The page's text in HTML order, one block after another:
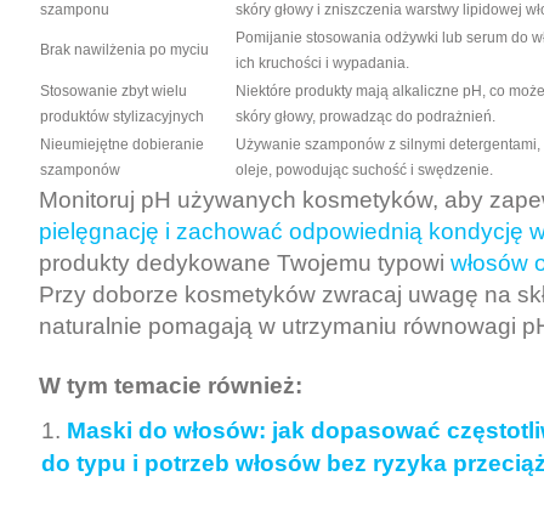
szamponu
skóry głowy i zniszczenia warstwy lipidowej
Brak nawilżenia po myciu
Pomijanie stosowania odżywki lub serum do
ich kruchości i wypadania.
Stosowanie zbyt wielu
produktów stylizacyjnych
Niektóre produkty mają alkaliczne pH, co
skóry głowy, prowadząc do podrażnień.
Nieumiejętne dobieranie
szamponów
Używanie szamponów z silnymi
oleje, powodując suchość i swędzenie.
Monitoruj pH używanych kosmetyków, aby
pielęgnację i zachować odpowiednią kondycję
produkty dedykowane Twojemu typowi włosów
Przy doborze kosmetyków zwracaj uwagę na
naturalnie pomagają w utrzymaniu równowagi
W tym temacie również:
Maski do włosów: jak dopasować
do typu i potrzeb włosów bez ryzyka